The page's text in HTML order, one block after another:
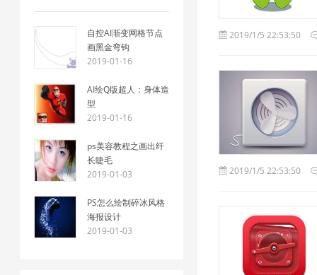
自控AI渐变网格节点
画黑金弯钩
2019-01-16
AI绘Q版超人：身体造
型
2019-01-16
ps美容教程之画出纤
长睫毛
2019-01-03
PS怎么绘制碎冰风格
海报设计
2019-01-03
2019/1/5 22:53:50
2019/1/5 22:53:50